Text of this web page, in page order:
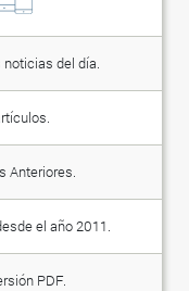
del día.
Anteriores.
el año 2011.
PDF.